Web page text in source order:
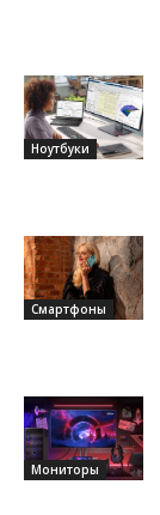
Ноутбуки
Смартфоны
Мониторы